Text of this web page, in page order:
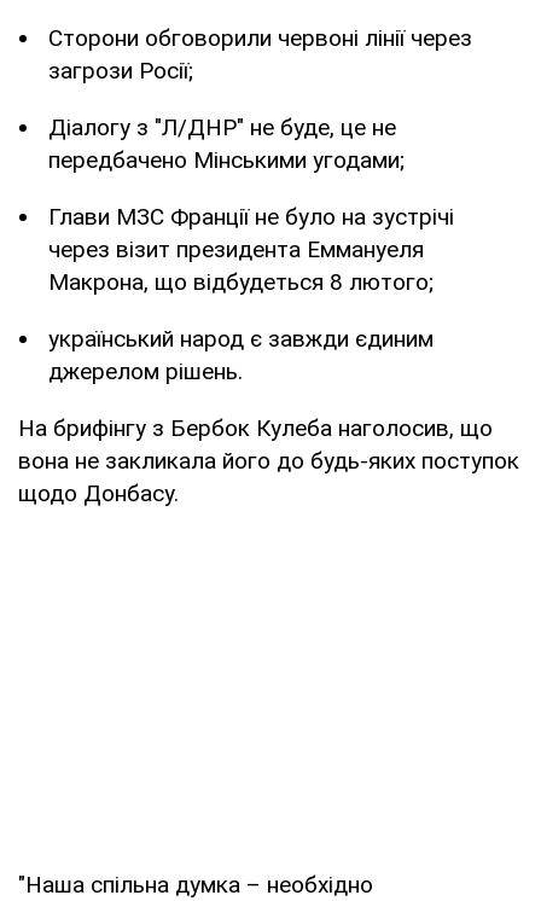
Сторони обговорили червоні лінії через
загрози Росії;
Діалогу з "Л/ДНР" не буде, це не
передбачено Мінськими угодами;
Глави МЗС Франції не було на зустрічі
через візит президента Еммануеля
Макрона, що відбудеться 8 лютого;
український народ є завжди єдиним
джерелом рішень.
На брифінгу з Бербок Кулеба наголосив, що
вона не закликала його до будь-яких поступок
щодо Донбасу.
"Наша спільна думка – необхідно